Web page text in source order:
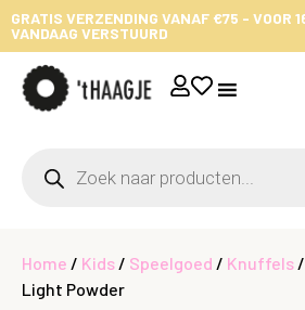
GRATIS VERZENDING VANAF €75 - VOOR
VANDAAG VERSTUURD
Home / Kids / Speelgoed / Knuffels
Light Powder